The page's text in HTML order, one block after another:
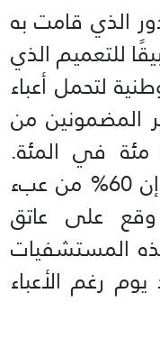
الذي قامت به
للتعميم الذي
لتحمل أعباء
المضمونين من
مئة في المئة.
وقال إن الأرقام تتحدث إذ إن 60% من عبء
وقع على عاتق
المستشفيات
رغم الأعباء